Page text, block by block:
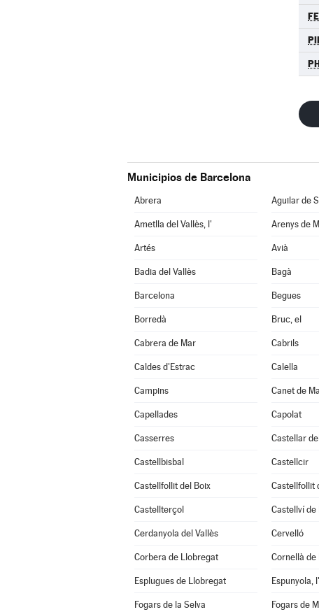
Municipios de Barcelona
Abrera Aguilar de
Ametlla del Vallès, l' Arenys de
Artés Avià
Badia del Vallès Bagà
Barcelona Begues
Borredà Bruc, el
Cabrera de Mar Cabrils
Caldes d'Estrac Calella
Campins Canet de
Capellades Capolat
Casserres Castellar
Castellbisbal Castellcir
Castellfollit del Boix Castellfollit
Castellterçol Castellví de
Cerdanyola del Vallès Cervelló
Corbera de Llobregat Cornellà
Esplugues de Llobregat Espunyola, l'
Fogars de la Selva Fogars de